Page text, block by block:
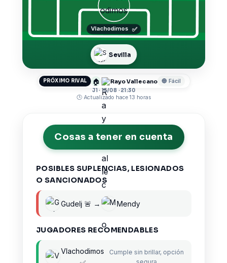
Vlachodimos ✅
Sevilla
PRÓXIMO RIVAL 🏠 Rayo Vallecano 🔵 Fácil
J1 · 15/08 · 21:30
🕒 Actualizado hace 13 horas
Cosas a tener en cuenta
POSIBLES SUPLENCIAS, LESIONADOS
O SANCIONADOS
Gudelj 🚨 → Mendy
JUGADORES RECOMENDABLES
Vlachodimos
Cumple sin brillar, opción